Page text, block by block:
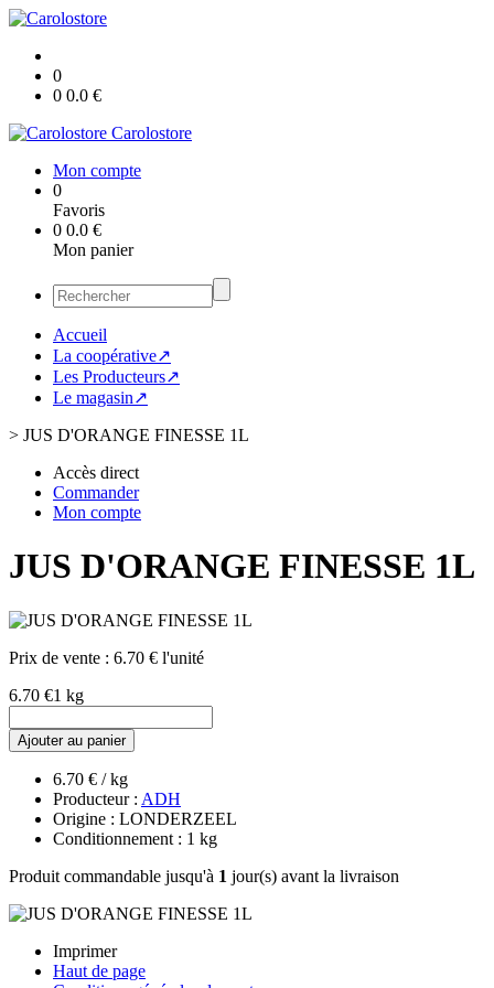
0
0 0.0 €
Carolostore
Mon compte
0
Favoris
0 0.0 €
Mon panier
Accueil
La coopérative↗
Les Producteurs↗
Le magasin↗
> JUS D'ORANGE FINESSE 1L
Accès direct
Commander
Mon compte
JUS D'ORANGE FINESSE 1L
Prix de vente : 6.70 € l'unité
6.70 €1 kg
Ajouter au panier
6.70 € / kg
Producteur : ADH
Origine : LONDERZEEL
Conditionnement : 1 kg
Produit commandable jusqu'à 1 jour(s) avant la livraison
Imprimer
Haut de page